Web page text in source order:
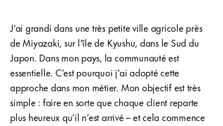
J’ai grandi dans une très petite ville agricole près
de Miyazaki, sur l’île de Kyushu, dans le Sud du
Japon. Dans mon pays, la communauté est
essentielle. C’est pourquoi j’ai adopté cette
approche dans mon métier. Mon objectif est très
simple : faire en sorte que chaque client reparte
plus heureux qu’il n’est arrivé – et cela commence